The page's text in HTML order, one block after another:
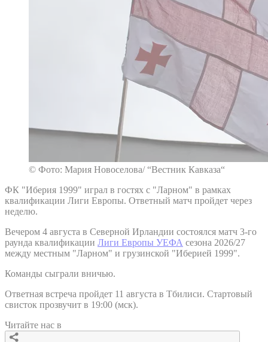
© Фото: Мария Новоселова/ “Вестник Кавказа“
ФК "Иберия 1999" играл в гостях с "Ларном" в рамках
квалификации Лиги Европы. Ответный матч пройдет через
неделю.
Вечером 4 августа в Северной Ирландии состоялся матч 3-го
раунда квалификации Лиги Европы УЕФА сезона 2026/27
между местным "Ларном" и грузинской "Иберией 1999".
Команды сыграли вничью.
Ответная встреча пройдет 11 августа в Тбилиси. Стартовый
свисток прозвучит в 19:00 (мск).
Читайте нас в